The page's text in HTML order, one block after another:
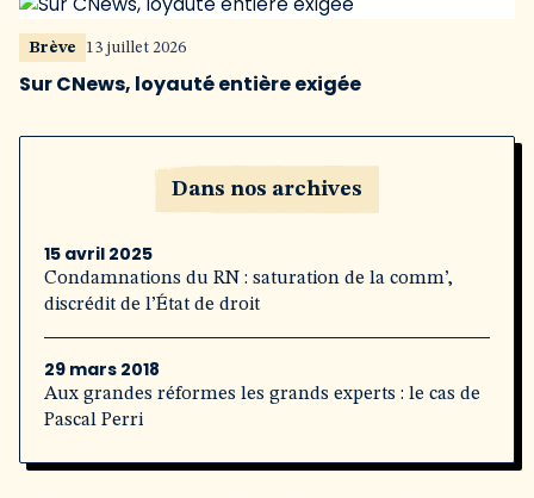
Brève 13 juillet 2026
Sur CNews, loyauté entière exigée
Dans nos archives
15 avril 2025
Condamnations du RN : saturation de la comm’,
discrédit de l’État de droit
29 mars 2018
Aux grandes réformes les grands experts : le cas de
Pascal Perri